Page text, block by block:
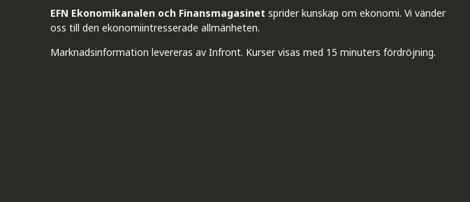
EFN Ekonomikanalen och Finansmagasinet sprider kunskap om ekonomi. Vi vänder
oss till den ekonomiintresserade allmänheten.
Marknadsinformation levereras av Infront. Kurser visas med 15 minuters fördröjning.